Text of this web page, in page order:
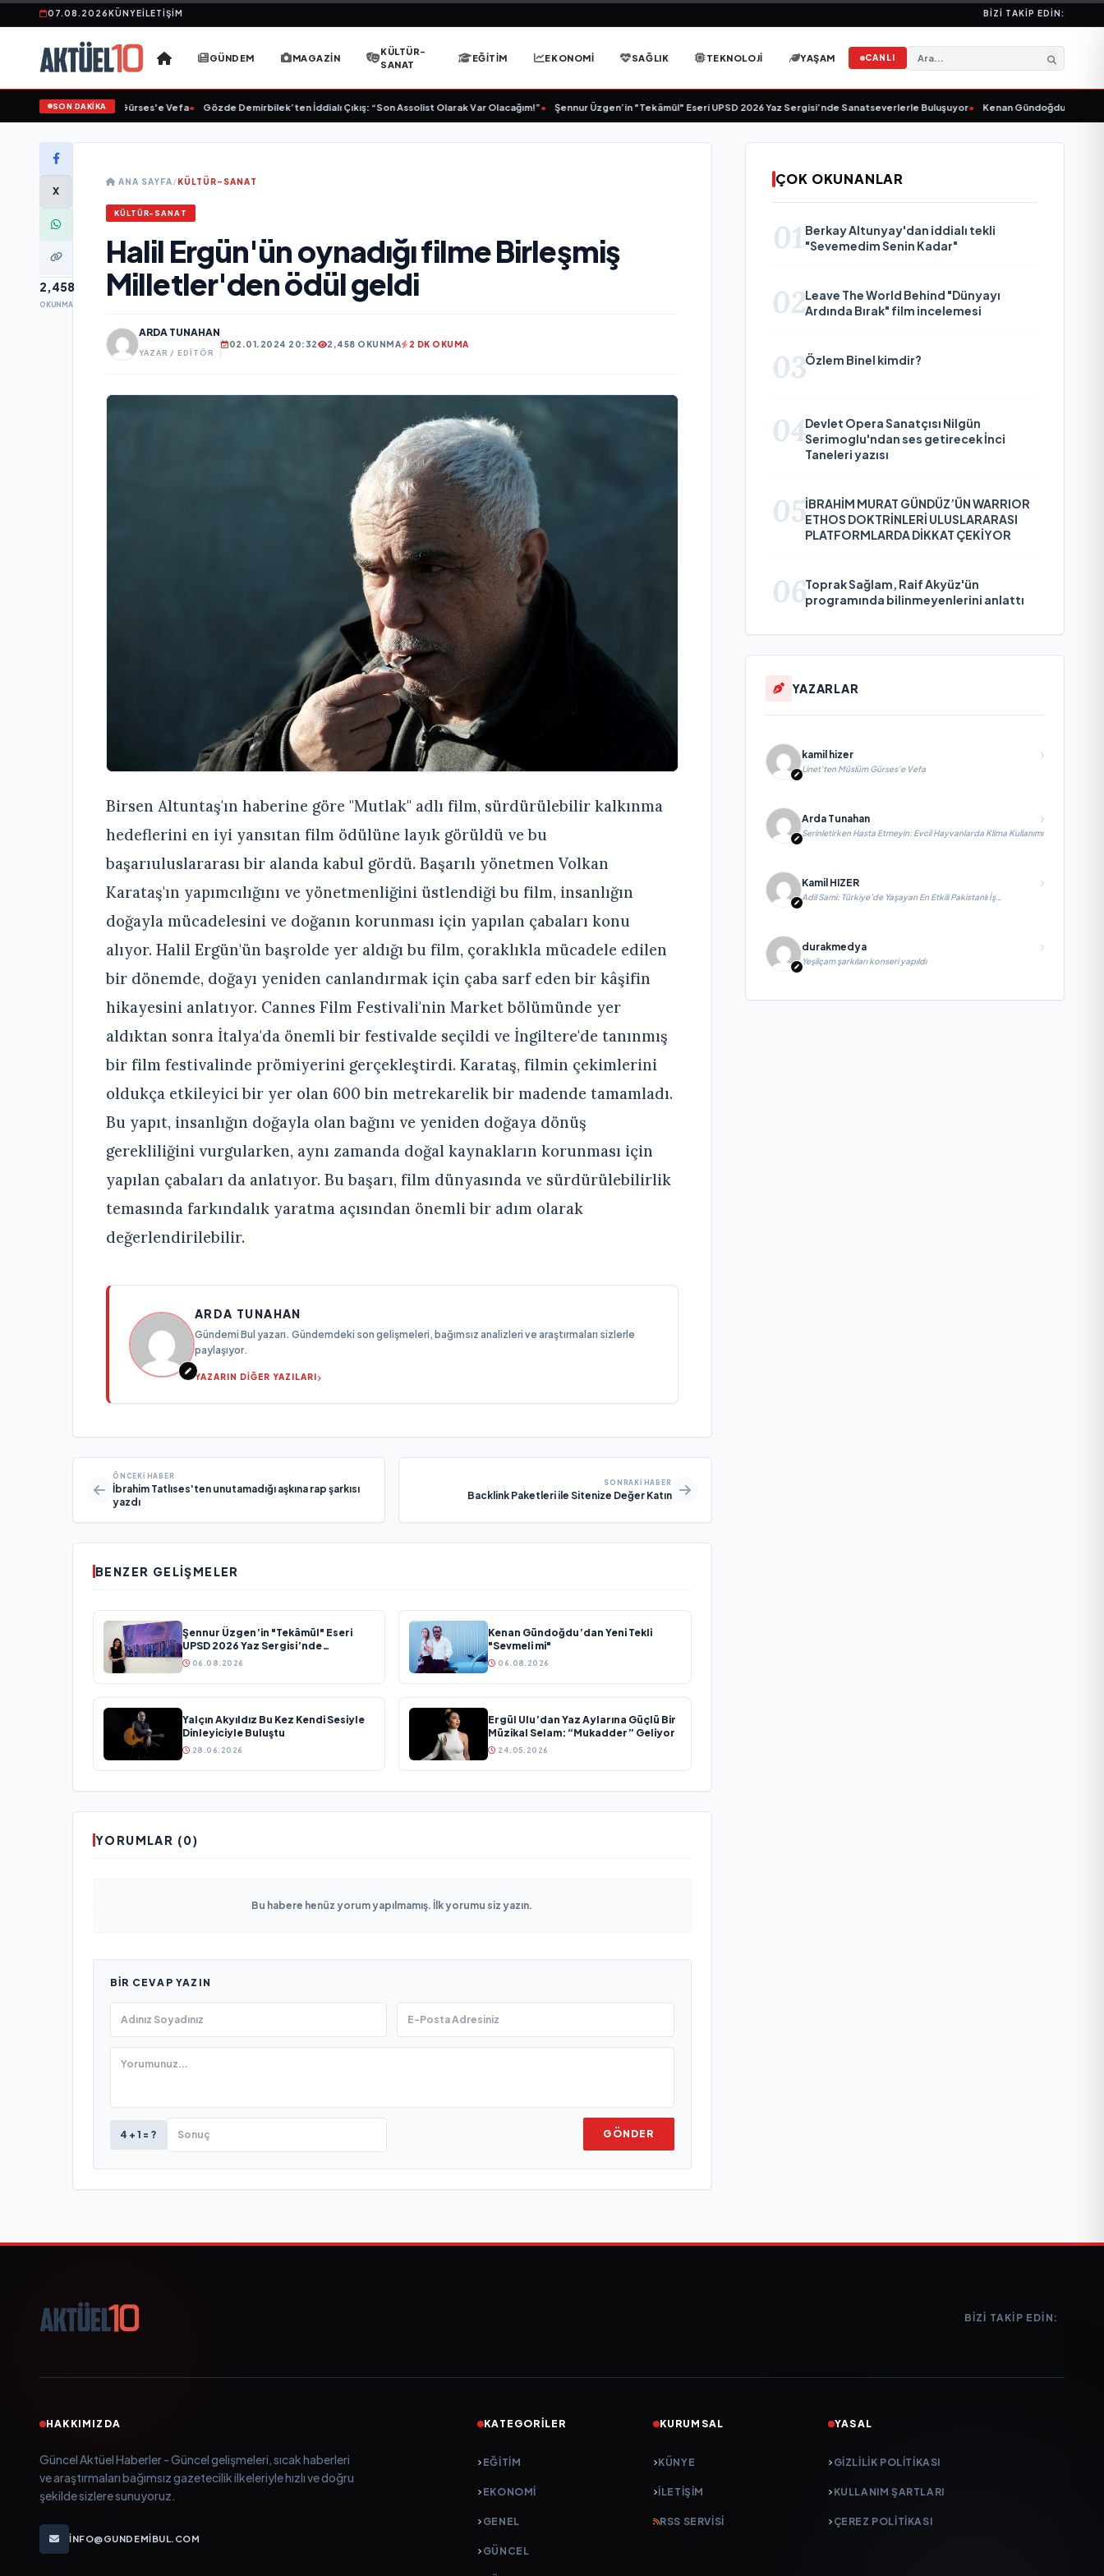
07.08.2026KÜNYEİLETIŞIM BIZI TAKIP EDIN:
GÜNDEM MAGAZIN
KÜLTÜR-
SANAT
EĞITIM EKONOMI SAĞLIK TEKNOLOJI YAŞAM CANLI
SON DAKİKA
Linet'ten Müslüm Gürses'e Vefa• Gözde Demirbilek’ten İddialı Çıkış: “Son Assolist Olarak Var Olacağım!”• Şennur Üzgen’in "Tekâmül" Eseri UPSD 2026 Yaz Sergisi’nde Sanatseverlerle Buluşuyor• Kenan Gündoğdu’dan Yeni
X
2,458
OKUNMA
ANA SAYFA/KÜLTÜR-SANAT
KÜLTÜR-SANAT
Halil Ergün'ün oynadığı filme Birleşmiş
Milletler'den ödül geldi
ARDA TUNAHAN
YAZAR / EDITÖR
02.01.2024 20:32 2,458 OKUNMA 2 DK OKUMA
Birsen Altuntaş'ın haberine göre "Mutlak" adlı film, sürdürülebilir kalkınma
hedeflerini en iyi yansıtan film ödülüne layık görüldü ve bu
başarıuluslararası bir alanda kabul gördü. Başarılı yönetmen Volkan
Karataş'ın yapımcılığını ve yönetmenliğini üstlendiği bu film, insanlığın
doğayla mücadelesini ve doğanın korunması için yapılan çabaları konu
alıyor. Halil Ergün'ün başrolde yer aldığı bu film, çoraklıkla mücadele edilen
bir dönemde, doğayı yeniden canlandırmak için çaba sarf eden bir kâşifin
hikayesini anlatıyor. Cannes Film Festivali'nin Market bölümünde yer
aldıktan sonra İtalya'da önemli bir festivalde seçildi ve İngiltere'de tanınmış
bir film festivalinde prömiyerini gerçekleştirdi. Karataş, filmin çekimlerini
oldukça etkileyici bir yer olan 600 bin metrekarelik bir madende tamamladı.
Bu yapıt, insanlığın doğayla olan bağını ve yeniden doğaya dönüş
gerekliliğini vurgularken, aynı zamanda doğal kaynakların korunması için
yapılan çabaları da anlatıyor. Bu başarı, film dünyasında ve sürdürülebilirlik
temasında farkındalık yaratma açısından önemli bir adım olarak
değerlendirilebilir.
ARDA TUNAHAN
Gündemi Bul yazarı. Gündemdeki son gelişmeleri, bağımsız analizleri ve araştırmaları sizlerle
paylaşıyor.
YAZARIN DİĞER YAZILARI
ÖNCEKI HABER
İbrahim Tatlıses'ten unutamadığı aşkına rap şarkısı
yazdı
SONRAKI HABER
Backlink Paketleri ile Sitenize Değer Katın
BENZER GELIŞMELER
Şennur Üzgen’in "Tekâmül" Eseri
UPSD 2026 Yaz Sergisi’nde
Sanatseverlerle Buluşuyor
06.08.2026
Kenan Gündoğdu’dan Yeni Tekli
"Sevmeli mi"
06.08.2026
Yalçın Akyıldız Bu Kez Kendi Sesiyle
Dinleyiciyle Buluştu
28.06.2026
Ergül Ulu’dan Yaz Aylarına Güçlü Bir
Müzikal Selam: “Mukadder” Geliyor
24.05.2026
YORUMLAR (0)
Bu habere henüz yorum yapılmamış. İlk yorumu siz yazın.
BIR CEVAP YAZIN
4 + 1 = ? GÖNDER
ÇOK OKUNANLAR
01 Berkay Altunyay'dan iddialı tekli
"Sevemedim Senin Kadar"
02Leave The World Behind "Dünyayı
Ardında Bırak" film incelemesi
03Özlem Binel kimdir?
04Devlet Opera Sanatçısı Nilgün
Serimoglu'ndan ses getirecek İnci
Taneleri yazısı
05İBRAHİM MURAT GÜNDÜZ’ÜN WARRIOR
ETHOS DOKTRİNLERİ ULUSLARARASI
PLATFORMLARDA DİKKAT ÇEKİYOR
06Toprak Sağlam, Raif Akyüz'ün
programında bilinmeyenlerini anlattı
YAZARLAR
kamil hizer
Linet'ten Müslüm Gürses'e Vefa
Arda Tunahan
Serinletirken Hasta Etmeyin: Evcil Hayvanlarda Klima Kullanımı
Kamil HIZER
Adil Sami: Türkiye’de Yaşayan En Etkili Pakistanlı İş
İnsanlarından Biri, Yatırım ve Ekonomik Diplomasiyi
durakmedya
Yeşilçam şarkıları konseri yapıldı
BIZI TAKIP EDIN:
HAKKIMIZDA
Güncel Aktüel Haberler - Güncel gelişmeleri, sıcak haberleri
ve araştırmaları bağımsız gazetecilik ilkeleriyle hızlı ve doğru
şekilde sizlere sunuyoruz.
INFO@GUNDEMIBUL.COM
KATEGORILER
EĞITIM
EKONOMI
GENEL
GÜNCEL
KURUMSAL
KÜNYE
İLETIŞIM
RSS SERVISI
YASAL
GIZLILIK POLITIKASI
KULLANIM ŞARTLARI
ÇEREZ POLITIKASI